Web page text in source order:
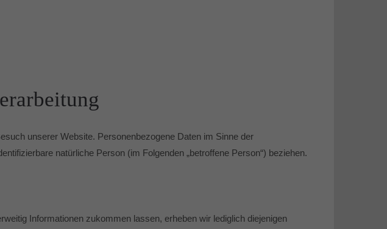
unserer Website. Personenbezogene Daten im Sinne der
natürliche Person (im Folgenden „betroffene Person“) beziehen.
Informationen zukommen lassen, erheben wir lediglich diejenigen